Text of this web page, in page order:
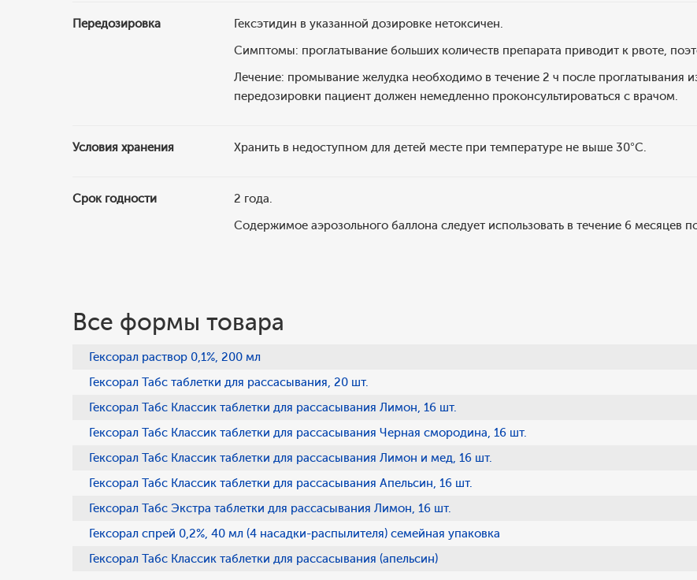
Передозировка
Гексэтидин в указанной дозировке нетоксичен.
Симптомы: проглатывание больших количеств препарата приводит к рвоте,
Лечение: промывание желудка необходимо в течение 2 ч после проглатывания
передозировки пациент должен немедленно проконсультироваться с врачом.
Условия хранения Хранить в недоступном для детей месте при температуре не выше 30°С.
Срок годности
2 года.
Содержимое аэрозольного баллона следует использовать в течение 6 месяцев
Все формы товара
Гексорал раствор 0,1%, 200 мл
Гексорал Табс таблетки для рассасывания, 20 шт.
Гексорал Табс Классик таблетки для рассасывания Лимон, 16 шт.
Гексорал Табс Классик таблетки для рассасывания Черная смородина, 16 шт.
Гексорал Табс Классик таблетки для рассасывания Лимон и мед, 16 шт.
Гексорал Табс Классик таблетки для рассасывания Апельсин, 16 шт.
Гексорал Табс Экстра таблетки для рассасывания Лимон, 16 шт.
Гексорал спрей 0,2%, 40 мл (4 насадки-распылителя) семейная упаковка
Гексорал Табс Классик таблетки для рассасывания (апельсин)